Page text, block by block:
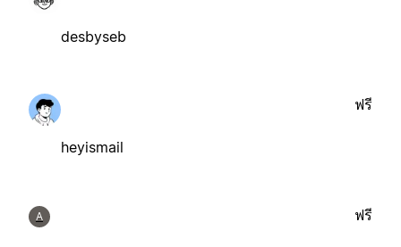
desbyseb
heyismail
ฟรี
A ฟรี